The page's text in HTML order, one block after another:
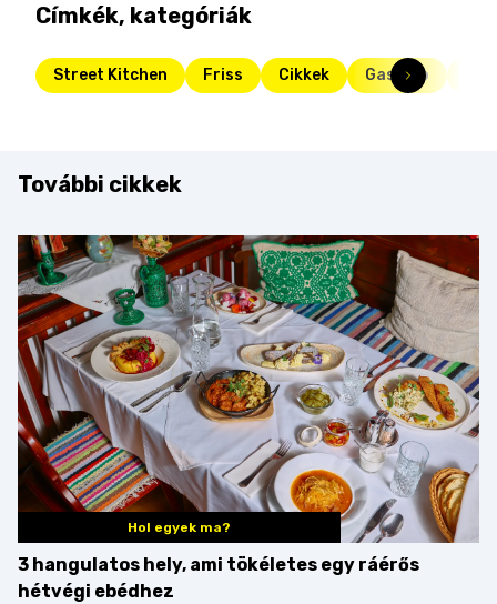
Címkék, kategóriák
Street Kitchen Friss Cikkek Gasztro
További cikkek
Hol egyek ma?
3 hangulatos hely, ami tökéletes egy ráérős
hétvégi ebédhez